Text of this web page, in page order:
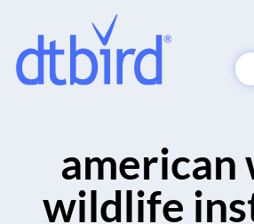
american
wildlife